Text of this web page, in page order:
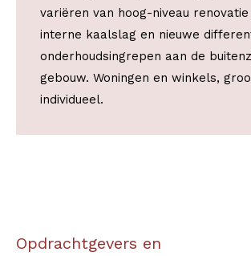
variëren van hoog-niveau
interne kaalslag en nieuwe
onderhoudsingrepen aan de
gebouw. Woningen en winkels,
individueel.
Opdrachtgevers en